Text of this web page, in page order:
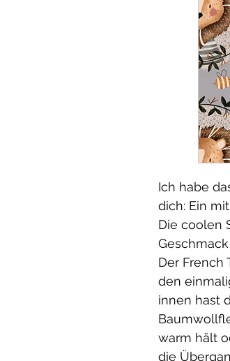
Ich habe
dich: Ein
Die coolen
Der French
den
innen hast
warm hält
die